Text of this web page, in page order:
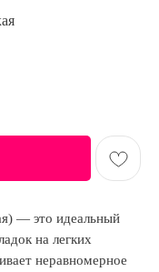
— это идеальный
на легких
неравномерное